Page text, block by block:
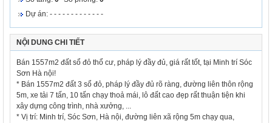
Dự án: - - - - - - - - - - - - -
NỘI DUNG CHI TIẾT
Bán 1557m2 đất sổ đỏ thổ cư, pháp lý đầy đủ, giá rất tốt, tại Minh trí Sóc
Sơn Hà nội!
* Bán 1557m2 đất 3 sổ đỏ, pháp lý đầy đủ rõ ràng, đường liên thôn rộng
5m, xe tải 7 tấn, 10 tấn chạy thoả mái, lô đất cao đẹp rất thuận tiện khi
xây dựng công trình, nhà xưởng, ...
* Vị trí: Minh trí, Sóc Sơn, Hà nội, đường liên xã rộng 5m chạy qua,